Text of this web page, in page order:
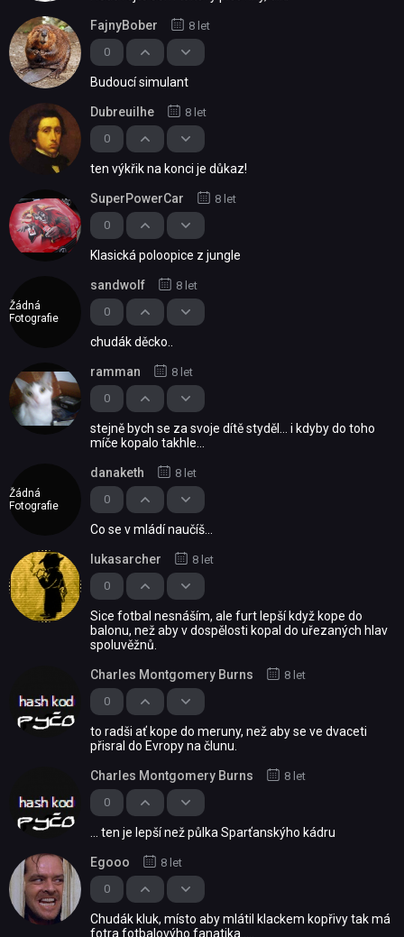
0
FajnyBober 8 let
Budoucí simulant
0
Dubreuilhe 8 let
ten výkřik na konci je důkaz!
0
SuperPowerCar 8 let
Klasická poloopice z jungle
Žádná
Fotografie
0
sandwolf 8 let
chudák děcko..
0
ramman 8 let
stejně bych se za svoje dítě styděl... i kdyby do toho
míče kopalo takhle...
Žádná
Fotografie
0
danaketh 8 let
Co se v mládí naučíš...
0
lukasarcher 8 let
Sice fotbal nesnáším, ale furt lepší když kope do
balonu, než aby v dospělosti kopal do uřezaných hlav
spoluvěžnů.
0
Charles Montgomery Burns 8 let
to radši ať kope do meruny, než aby se ve dvaceti
přisral do Evropy na člunu.
0
Charles Montgomery Burns 8 let
... ten je lepší než půlka Sparťanskýho kádru
0
Egooo 8 let
Chudák kluk, místo aby mlátil klackem kopřivy tak má
fotra fotbalovýho fanatika ....